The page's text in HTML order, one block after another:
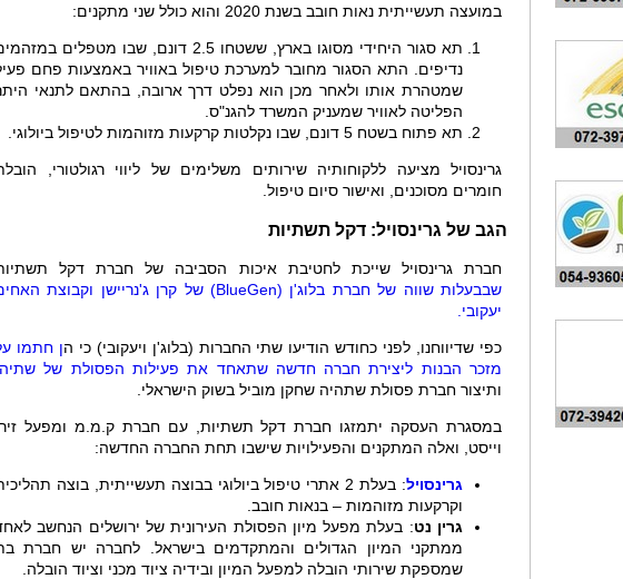
במועצה תעשייתית נאות חובב בשנת 2020 והוא כולל שני מתקנים:
תא סגור היחידי מסוגו בארץ, ששטחו 2.5 דונם, שבו מטפלים
נדיפים. התא הסגור מחובר למערכת טיפול באוויר באמצעות פחם
שמטהרת אותו ולאחר מכן הוא נפלט דרך ארובה, בהתאם לתנאי
הפליטה לאוויר שמעניק המשרד להגנ"ס.
תא פתוח בשטח 5 דונם, שבו נקלטות קרקעות מזוהמות לטיפול ביולוגי.
גרינסויל מציעה ללקוחותיה שירותים משלימים של ליווי רגולטורי,
חומרים מסוכנים, ואישור סיום טיפול.
הגב של גרינסויל: דקל תשתיות
חברת גרינסויל שייכת לחטיבת איכות הסביבה של חברת דקל
שבבעלות שווה של חברת בלוג'ן (BlueGen) של קרן ג'נריישן וקבוצת
יעקובי.
כפי שדיווחנו, לפני כחודש הודיעו שתי החברות (בלוג'ן ויעקובי) כי הן חתמו
מזכר הבנות ליצירת חברה חדשה שתאחד את פעילות הפסולת של
ותיצור חברת פסולת שתהיה שחקן מוביל בשוק הישראלי.
במסגרת העסקה יתמזגו חברת דקל תשתיות, עם חברת ק.מ.מ ומפעל
וייסט, ואלה המתקנים והפעילויות שישבו תחת החברה החדשה:
גרינסויל
: בעלת 2 אתרי טיפול ביולוגי בבוצה תעשייתית, בוצה
וקרקעות מזוהמות – בנאות חובב.
גרין נט: בעלת מפעל מיון הפסולת העירונית של ירושלים הנחשב
ממתקני המיון הגדולים והמתקדמים בישראל. לחברה יש חברת
שמספקת שירותי הובלה למפעל המיון ובידיה ציוד מכני וציוד הובלה.